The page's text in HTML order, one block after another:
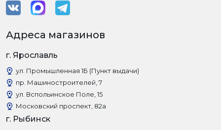
Адреса магазинов
г. Ярославль
ул. Промышленная 1Б (Пункт выдачи)
пр. Машиностроителей, 7
ул. Вспольинское Поле, 15
Московский проспект, 82а
г. Рыбинск